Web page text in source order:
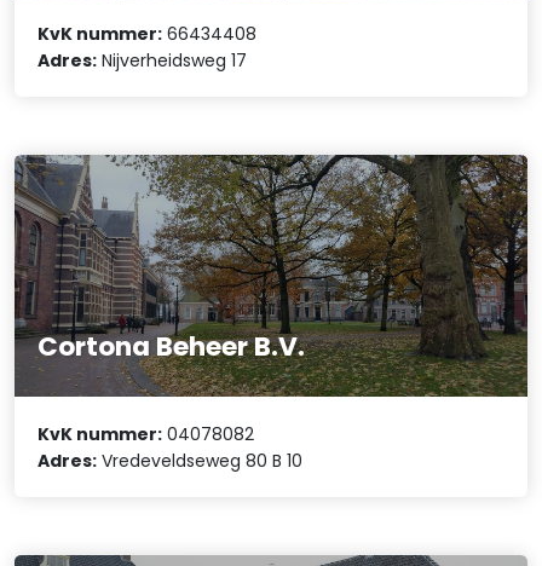
KvK nummer: 66434408
Adres: Nijverheidsweg 17
Cortona Beheer B.V.
KvK nummer: 04078082
Adres: Vredeveldseweg 80 B 10